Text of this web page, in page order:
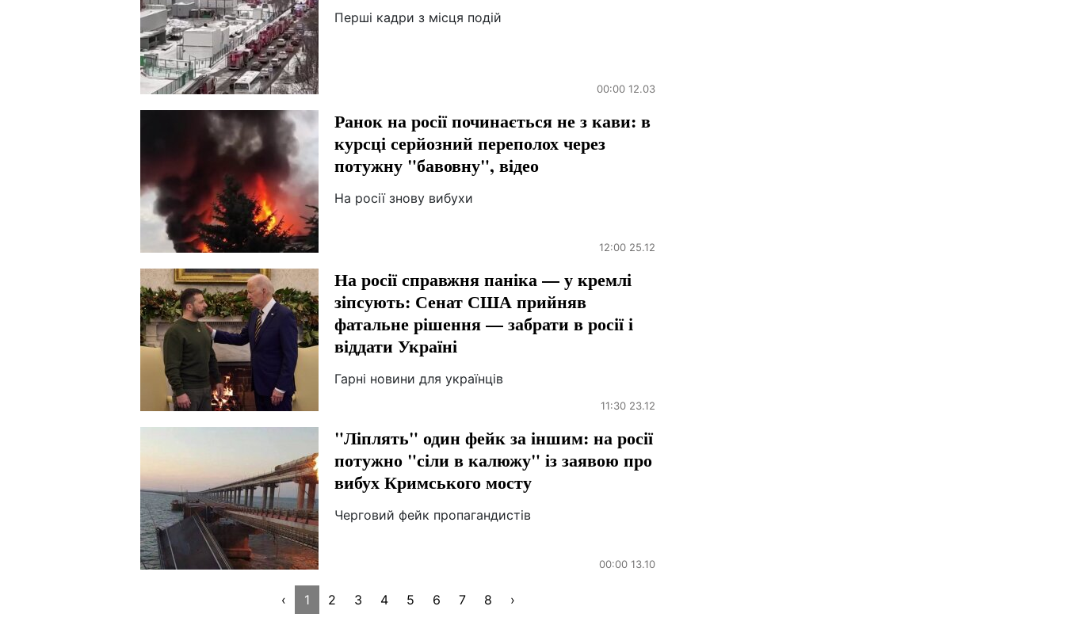
Перші кадри з місця подій
00:00 12.03
Ранок на росії починається не з кави: в
курсці серйозний переполох через
потужну "бавовну", відео
На росії знову вибухи
12:00 25.12
На росії справжня паніка — у кремлі
зіпсують: Сенат США прийняв
фатальне рішення — забрати в росії і
віддати Україні
Гарні новини для українців
11:30 23.12
"Ліплять" один фейк за іншим: на росії
потужно "сіли в калюжу" із заявою про
вибух Кримського мосту
Черговий фейк пропагандистів
00:00 13.10
‹ 1 2 3 4 5 6 7 8 ›